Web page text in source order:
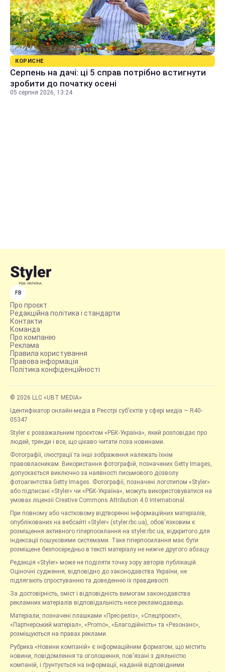
КОРИСНЕ
Серпень на дачі: ці 5 справ потрібно встигнути
зробити до початку осені
05 серпня 2026, 13:24
FB
Про проєкт
Редакційна політика і стандарти
Контакти
Команда
Про компанію
Реклама
Правила користування
Правова інформація
Політика конфіденційності
© 2026 LLC «UBT MEDIA»
Ідентифікатор онлайн-медіа в Реєстрі суб’єктів у сфері медіа — R40-
05347
Styler є розважальним проєктом «РБК-Україна», який розповідає про
людей, тренди і все, що цікаво читати поза новинами.
Фотографії, ілюстрації та інші зображення належать їхнім
правовласникам. Використання фотографій, позначених Getty Images,
допускається виключно за наявності письмового дозволу
фотоагентства Getty Images. Фотографії, позначені логотипом «Styler»
або підписані «Styler» чи «РБК-Україна», можуть використовуватися на
умовах ліцензії Creative Commons Attribution 4.0 International.
При повному або частковому відтворенні інформаційних матеріалів,
опублікованих на вебсайті «Styler» (styler.rbc.ua), обов'язковим є
розміщення активного гіперпосилання на styler.rbc.ua, відкритого для
індексації пошуковими системами. Таке гіперпосилання має бути
розміщене безпосередньо в тексті матеріалу не нижче другого абзацу.
Редакція «Styler» може не поділяти точку зору авторів публікацій.
Оціночні судження, відповідно до законодавства України, не
підлягають спростуванню та доведенню їх правдивості.
За достовірність, зміст і відповідність вимогам законодавства
рекламних матеріалів відповідальність несе рекламодавець.
Матеріали, позначені плашками «Прес-реліз», «Спецпроєкт»,
«Партнерський матеріал», «Promo», «Благодійність» та «Резонанс»,
розміщуються на правах реклами.
Рубрика «Новини компаній» є інформаційним форматом, що містить
новини, повідомлення та оголошення, пов'язані з діяльністю
компаній, і ґрунтується на інформації, наданій відповідними